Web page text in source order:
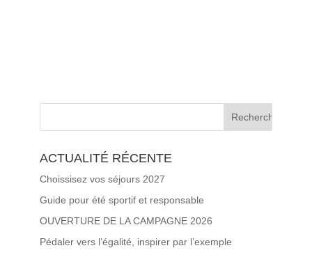
ACTUALITÉ RÉCENTE
Choissisez vos séjours 2027
Guide pour été sportif et responsable
OUVERTURE DE LA CAMPAGNE 2026
Pédaler vers l’égalité, inspirer par l’exemple